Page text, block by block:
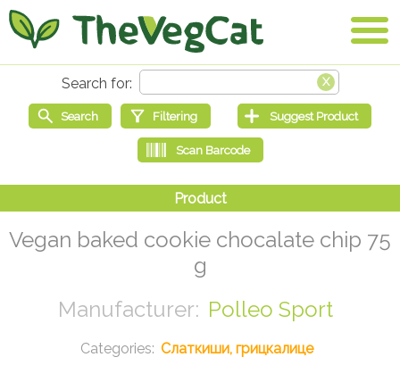
Vegan baked cookie chocalate chip 75
g
Polleo Sport
Слаткиши, грицкалице